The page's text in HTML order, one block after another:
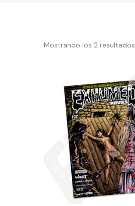
Mostrando los 2 resultados